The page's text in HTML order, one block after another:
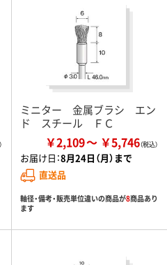
ミニター 金属ブラシ エン
ド スチール ＦＣ
￥2,109 ￥5,746
お届け日：8月24日（月）まで
直送品
軸径・備考・販売単位違いの商品が8商品あり
ます